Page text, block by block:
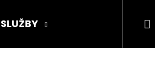
SLUŽBY